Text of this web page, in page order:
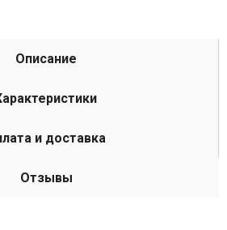
Описание
и доставка
Отзывы